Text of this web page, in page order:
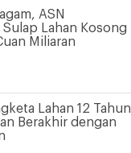
ASN
Sulap Lahan Kosong
Miliaran
Lahan 12 Tahun
Berakhir dengan